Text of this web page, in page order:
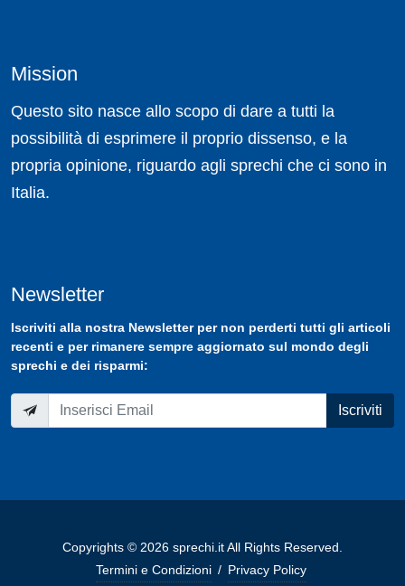
Mission
Questo sito nasce allo scopo di dare a tutti la
possibilità di esprimere il proprio dissenso, e la
propria opinione, riguardo agli sprechi che ci sono in
Italia.
Newsletter
Iscriviti alla nostra Newsletterper non perderti tutti gli articoli
recenti e per rimanere sempre aggiornato sul mondo degli
sprechi e dei risparmi:
Iscriviti
Copyrights © 2026 sprechi.it All Rights Reserved.
Termini e Condizioni / Privacy Policy